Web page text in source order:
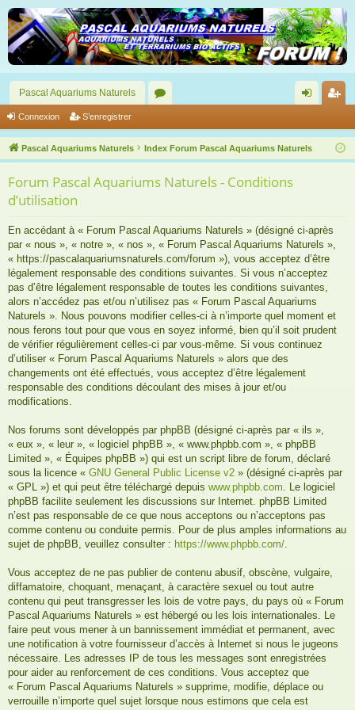
Pascal Aquariums Naturels
u
m
s
ne
xi
nr
eg
Connexion S’enregistrer
Pascal Aquariums Naturels Index Forum Pascal Aquariums Naturels
Forum Pascal Aquariums Naturels - Conditions
d’utilisation
En accédant à « Forum Pascal Aquariums Naturels » (désigné ci-après
par « nous », « notre », « nos », « Forum Pascal Aquariums Naturels »,
« https://pascalaquariumsnaturels.com/forum »), vous acceptez d’être
légalement responsable des conditions suivantes. Si vous n’acceptez
pas d’être légalement responsable de toutes les conditions suivantes,
alors n’accédez pas et/ou n’utilisez pas « Forum Pascal Aquariums
Naturels ». Nous pouvons modifier celles-ci à n’importe quel moment et
nous ferons tout pour que vous en soyez informé, bien qu’il soit prudent
de vérifier régulièrement celles-ci par vous-même. Si vous continuez
d’utiliser « Forum Pascal Aquariums Naturels » alors que des
changements ont été effectués, vous acceptez d’être légalement
responsable des conditions découlant des mises à jour et/ou
modifications.
Nos forums sont développés par phpBB (désigné ci-après par « ils »,
« eux », « leur », « logiciel phpBB », « www.phpbb.com », « phpBB
Limited », « Équipes phpBB ») qui est un script libre de forum, déclaré
sous la licence « GNU General Public License v2 » (désigné ci-après par
« GPL ») et qui peut être téléchargé depuis www.phpbb.com. Le logiciel
phpBB facilite seulement les discussions sur Internet. phpBB Limited
n’est pas responsable de ce que nous acceptons ou n’acceptons pas
comme contenu ou conduite permis. Pour de plus amples informations au
sujet de phpBB, veuillez consulter : https://www.phpbb.com/.
Vous acceptez de ne pas publier de contenu abusif, obscène, vulgaire,
diffamatoire, choquant, menaçant, à caractère sexuel ou tout autre
contenu qui peut transgresser les lois de votre pays, du pays où « Forum
Pascal Aquariums Naturels » est hébergé ou les lois internationales. Le
faire peut vous mener à un bannissement immédiat et permanent, avec
une notification à votre fournisseur d’accès à Internet si nous le jugeons
nécessaire. Les adresses IP de tous les messages sont enregistrées
pour aider au renforcement de ces conditions. Vous acceptez que
« Forum Pascal Aquariums Naturels » supprime, modifie, déplace ou
verrouille n’importe quel sujet lorsque nous estimons que cela est